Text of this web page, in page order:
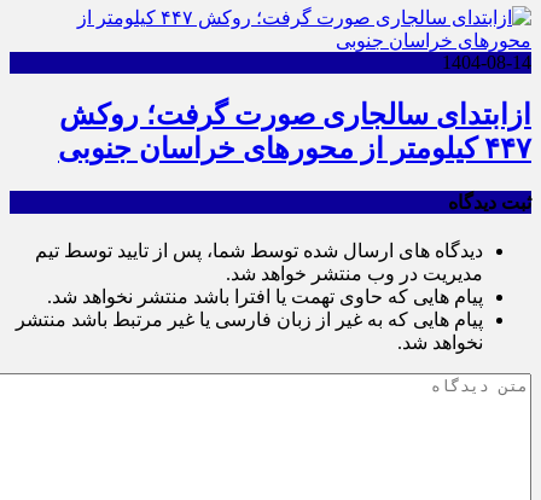
1404-08-14
ازابتدای سالجاری صورت گرفت؛ روکش
۴۴۷ کیلومتر از محورهای خراسان جنوبی
ثبت دیدگاه
دیدگاه های ارسال شده توسط شما، پس از تایید توسط تیم
مدیریت در وب منتشر خواهد شد.
پیام هایی که حاوی تهمت یا افترا باشد منتشر نخواهد شد.
پیام هایی که به غیر از زبان فارسی یا غیر مرتبط باشد منتشر
نخواهد شد.